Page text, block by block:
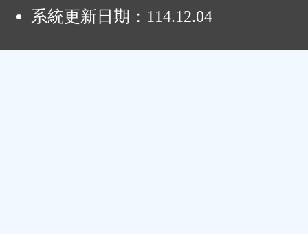
系統更新日期： 114.12.04